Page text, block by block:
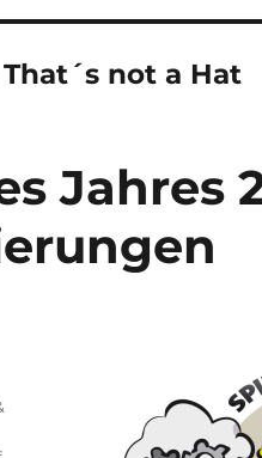
That´s not a Hat
Jahres